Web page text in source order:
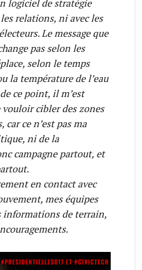
logiciel de stratégie
relations, ni avec les
Le message que
pas selon les
selon le temps
la température de l’eau
ce point, il m’est
cibler des zones
car ce n’est pas ma
ni de la
campagne partout, et
en contact avec
mes équipes
de terrain,